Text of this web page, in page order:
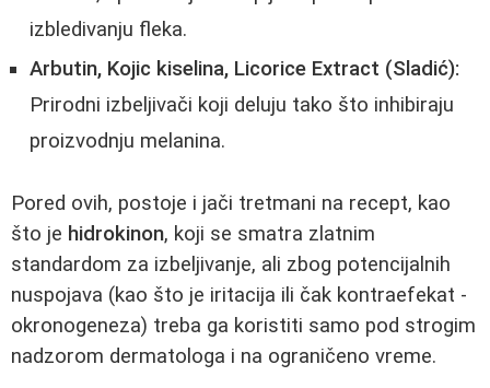
izbledivanju fleka.
Arbutin, Kojic kiselina, Licorice Extract (Sladić):
Prirodni izbeljivači koji deluju tako što inhibiraju
proizvodnju melanina.
Pored ovih, postoje i jači tretmani na recept, kao
što je hidrokinon, koji se smatra zlatnim
standardom za izbeljivanje, ali zbog potencijalnih
nuspojava (kao što je iritacija ili čak kontraefekat -
okronogeneza) treba ga koristiti samo pod strogim
nadzorom dermatologa i na ograničeno vreme.